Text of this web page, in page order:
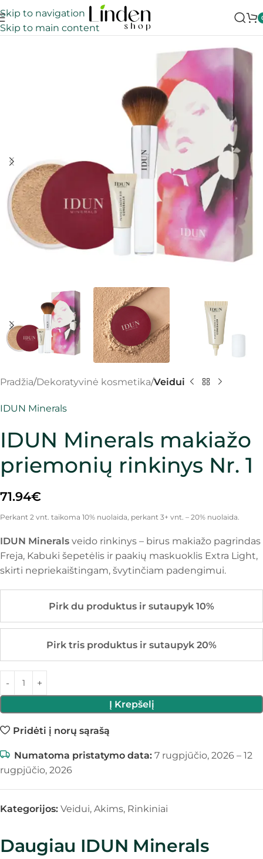
Skip to navigation
Skip to main content
Pradžia Dekoratyvinė kosmetika Veidui
IDUN Minerals
IDUN Minerals makiažo
priemonių rinkinys Nr. 1
71.94€
Perkant 2 vnt. taikoma 10% nuolaida, perkant 3+ vnt. – 20% nuolaida.
IDUN Minerals veido rinkinys – birus makiažo pagrindas
Freja, Kabuki šepetėlis ir paakių maskuoklis Extra Light,
skirti nepriekaištingam, švytinčiam padengimui.
Pirk du produktus ir sutaupyk 10%
Pirk tris produktus ir sutaupyk 20%
Į Krepšelį
Pridėti į norų sąrašą
Numatoma pristatymo data: 7 rugpjūčio, 2026 – 12
rugpjūčio, 2026
Kategorijos: Veidui, Akims, Rinkiniai
Daugiau IDUN Minerals